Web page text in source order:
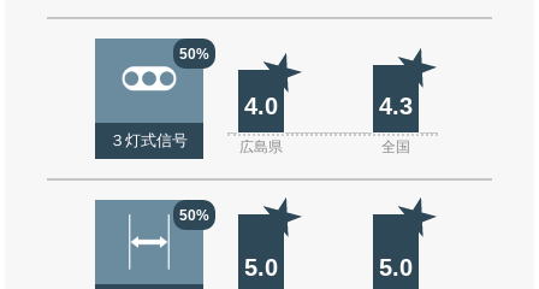
50%
３灯式信号
4.0 4.3
広島県 全国
50%
5.0 5.0